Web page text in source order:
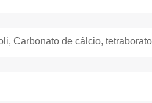
Carbonato de cálcio,